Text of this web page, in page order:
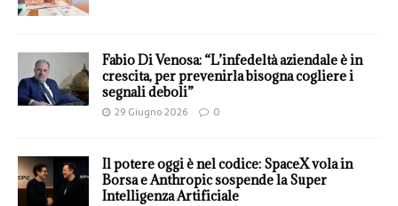
Fabio Di Venosa: “L’infedeltà aziendale è in
crescita, per prevenirla bisogna cogliere i
segnali deboli”
29 Giugno 2026 0
Il potere oggi è nel codice: SpaceX vola in
Borsa e Anthropic sospende la Super
Intelligenza Artificiale